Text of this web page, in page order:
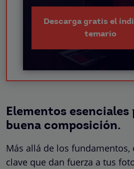
Descarga gratis el
temario
Elementos esenciales
buena composición.
Más allá de los fundamentos,
clave que dan fuerza a tus